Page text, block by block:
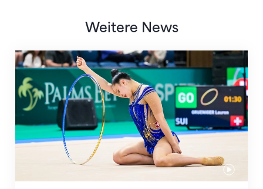
Weitere News
Nächster Halt: Weltmeisterschaft